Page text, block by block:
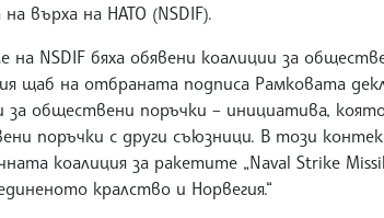
върха на НАТО (NSDIF).
на NSDIF бяха обявени коалиции за
щаб на отбраната подписа Рамковата
за обществени поръчки – инициатива,
поръчки с други съюзници. В този
коалиция за ракетите „Naval Strike
кралство и Норвегия.“